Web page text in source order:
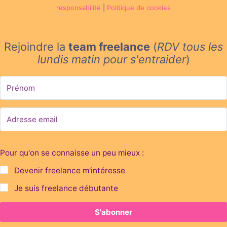
responsabilité
Politique de cookies
Rejoindre la team freelance (RDV tous les
lundis matin pour s'entraider)
Pour qu'on se connaisse un peu mieux :
Devenir freelance m'intéresse
Je suis freelance débutante
S'abonner